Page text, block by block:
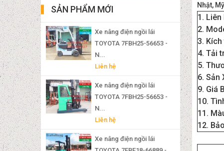
SẢN PHẨM MỚI
Xe nâng điện ngồi lái
TOYOTA 7FBH25-56653 -
N...
Liên hệ
Xe nâng điện ngồi lái
TOYOTA 7FBH25-56653 -
N...
Liên hệ
Xe nâng điện ngồi lái
Nhật,
1. Liên
2.
3. Kích
4. Tải
5.
6. Sản
9. Giá
10.
11.
12.